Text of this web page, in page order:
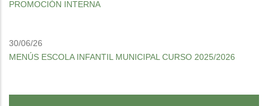
PROMOCIÓN INTERNA
30/06/26
MENÚS ESCOLA INFANTIL MUNICIPAL CURSO 2025/2026